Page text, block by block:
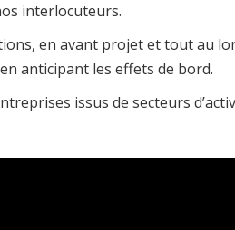
interlocuteurs.
en avant projet et tout au
anticipant les effets de bord.
issus de secteurs